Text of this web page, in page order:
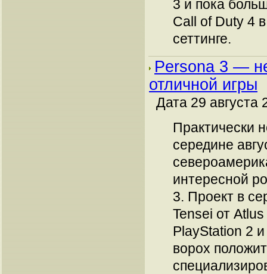
3 и пока
Call of Duty 4
сеттинге.
Persona 3 —
отличной игры
Дата 29 августа
Практически
середине
интересной
3. Проект в
Tensei от
PlayStation 2
ворох